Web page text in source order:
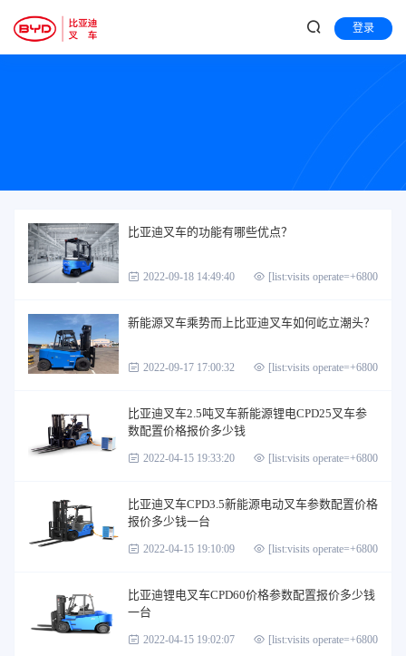
登录
比亚迪叉车的功能有哪些优点？
2022-09-18 14:49:40 [list:visits operate=+6800]
新能源叉车乘势而上比亚迪叉车如何屹立潮头？
2022-09-17 17:00:32 [list:visits operate=+6800]
比亚迪叉车2.5吨叉车新能源锂电CPD25叉车参
数配置价格报价多少钱
2022-04-15 19:33:20 [list:visits operate=+6800]
比亚迪叉车CPD3.5新能源电动叉车参数配置价格
报价多少钱一台
2022-04-15 19:10:09 [list:visits operate=+6800]
比亚迪锂电叉车CPD60价格参数配置报价多少钱
一台
2022-04-15 19:02:07 [list:visits operate=+6800]